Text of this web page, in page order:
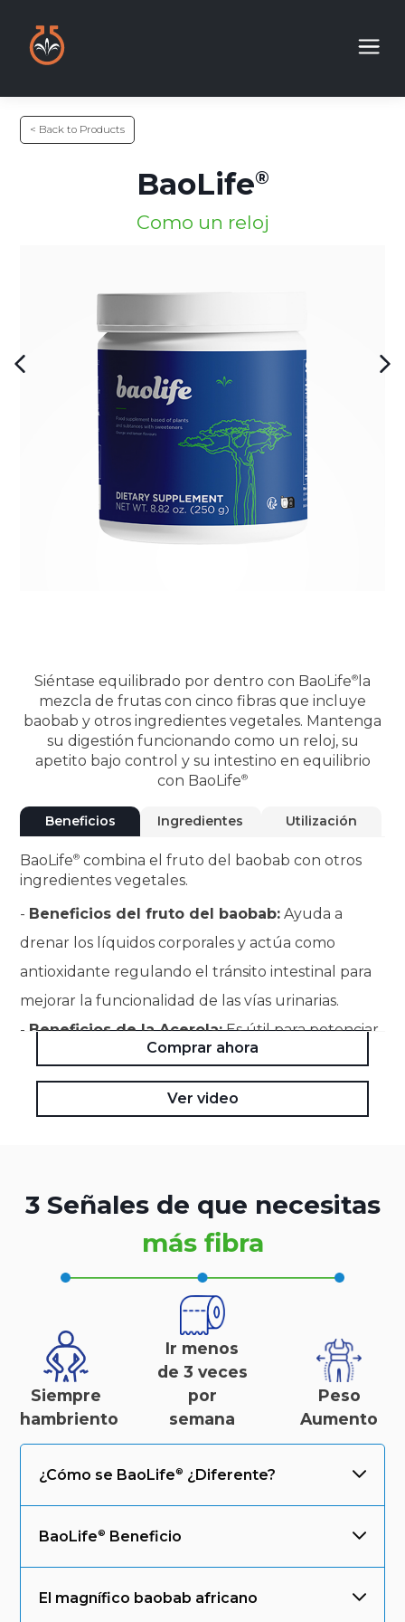
< Back to Products
BaoLife
Como un reloj
Siéntase equilibrado por dentro con BaoLife
la
mezcla de frutas con cinco fibras que incluye
baobab y otros ingredientes vegetales. Mantenga
su digestión funcionando como un reloj, su
apetito bajo control y su intestino en equilibrio
con BaoLife
Beneficios Ingredientes Utilización
BaoLife combina el fruto del baobab con otros
ingredientes vegetales.
- Beneficios del fruto del baobab: Ayuda a
drenar los líquidos corporales y actúa como
antioxidante regulando el tránsito intestinal para
mejorar la funcionalidad de las vías urinarias.
- Beneficios de la Acerola:Es útil para potenciar
las defensas naturales del organismo, favorecer la
acción reconstituyente y aportar propiedades
antioxidantes.
Comprar ahora
Ver video
3 Señales de que necesitas
más fibra
Siempre
hambriento
Ir menos
de 3 veces
por
semana
Peso
Aumento
¿Cómo se BaoLife ¿Diferente?
BaoLife Beneficio
El magnífico baobab africano